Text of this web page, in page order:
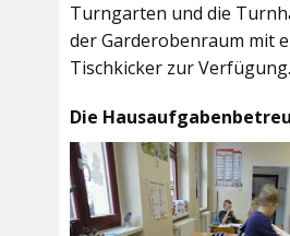
Turngarten und die
derGarderobenraum mit
Tischkicker zur Verfügung.
Die